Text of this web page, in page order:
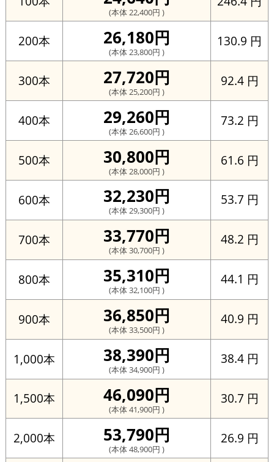
(本体 22,400円 )
200本 26,180円
(本体 23,800円 )
130.9 円
300本 27,720円
(本体 25,200円 )
92.4 円
400本 29,260円
(本体 26,600円 )
73.2 円
500本 30,800円
(本体 28,000円 )
61.6 円
600本 32,230円
(本体 29,300円 )
53.7 円
700本 33,770円
(本体 30,700円 )
48.2 円
800本 35,310円
(本体 32,100円 )
44.1 円
900本 36,850円
(本体 33,500円 )
40.9 円
1,000本 38,390円
(本体 34,900円 )
38.4 円
1,500本 46,090円
(本体 41,900円 )
30.7 円
2,000本 53,790円
(本体 48,900円 )
26.9 円